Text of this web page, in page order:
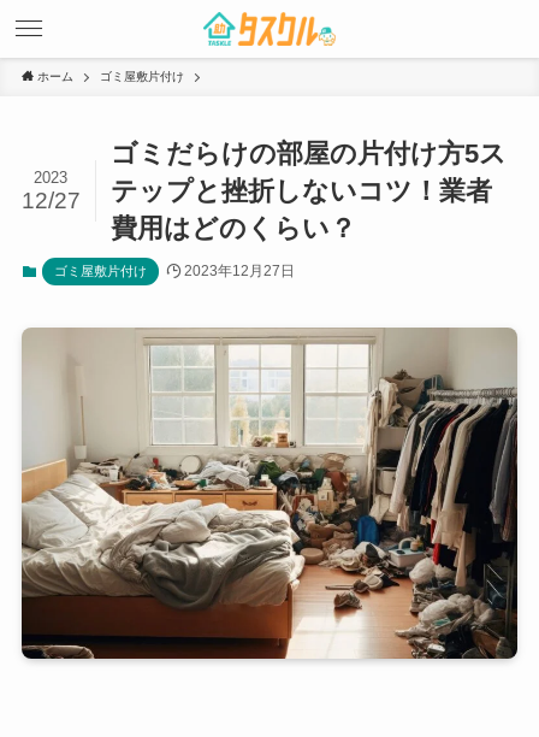
ホーム ゴミ屋敷片付け
ゴミだらけの部屋の片付け方5ス
テップと挫折しないコツ！業者
費用はどのくらい？
2023
12/27
ゴミ屋敷片付け 2023年12月27日